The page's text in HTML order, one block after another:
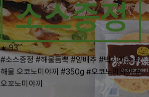
93
#소스증정 #해물듬뿍 #양배추 #빅사이즈 #
해물 오코노미야끼 #350g #오코노미야끼 #
오꼬노미야끼